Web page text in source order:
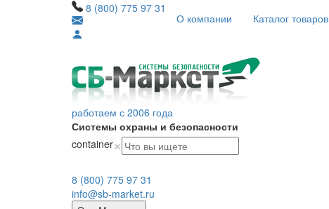
8 (800) 775 97 31
О компании Каталог товаров
работаем с 2006 года
Системы охраны и безопасности
container×
8 (800) 775 97 31
info@sb-market.ru